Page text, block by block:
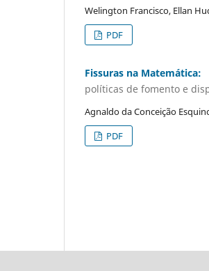
Welington Francisco, Ellan
PDF
Fissuras na Matemática:
políticas de fomento e
Agnaldo da Conceição
PDF